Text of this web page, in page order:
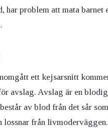
har problem att mata barnet
ett kejsarsnitt
avslag. Avslag är en
av blod från det sår
lossnar från